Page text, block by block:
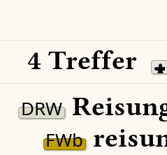
4 Treffer
DRW
FWb